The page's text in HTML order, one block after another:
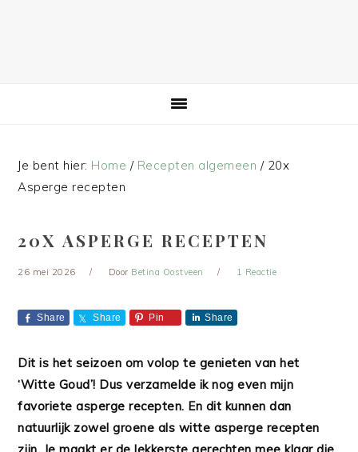
Je bent hier: Home / Recepten algemeen /20x
Asperge recepten
20X ASPERGE RECEPTEN
26 mei 2026 Door Betina Oostveen 1 Reactie
Share Share Pin Share
Dit is het seizoen om volop te genieten van het
‘Witte Goud’! Dus verzamelde ik nog even mijn
favoriete asperge recepten. En dit kunnen dan
natuurlijk zowel groene als witte asperge recepten